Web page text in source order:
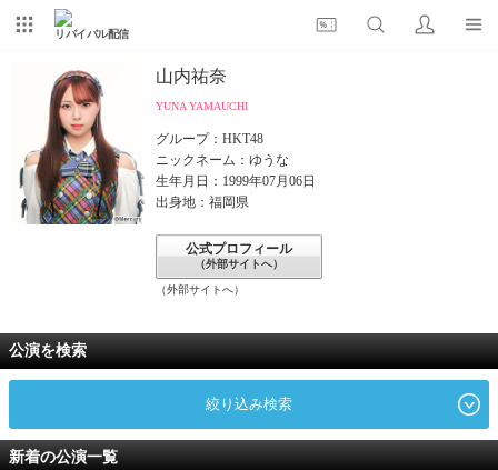
リバイバル配信
山内祐奈
YUNA YAMAUCHI
グループ：HKT48
ニックネーム：ゆうな
生年月日：1999年07月06日
出身地：福岡県
公式プロフィール
（外部サイトへ）
（外部サイトへ）
公演を検索
絞り込み検索
新着の公演一覧